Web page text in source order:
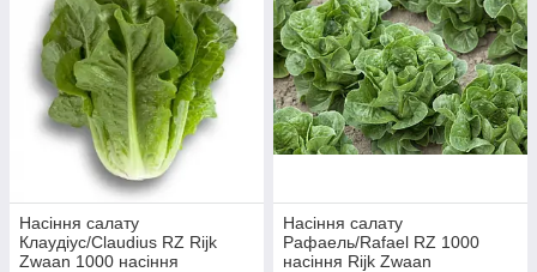
Насіння салату
Клаудіус/Claudius RZ Rijk
Zwaan 1000 насіння
Насіння салату
Рафаель/Rafael RZ 1000
насіння Rijk Zwaan